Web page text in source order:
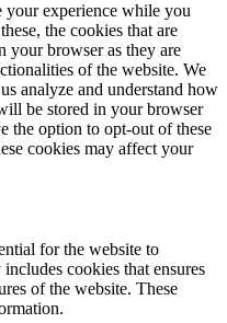
your experience while you
the cookies that are
your browser as they are
of the website. We
analyze and understand how
be stored in your browser
the option to opt-out of these
cookies may affect your
for the website to
cookies that ensures
of the website. These